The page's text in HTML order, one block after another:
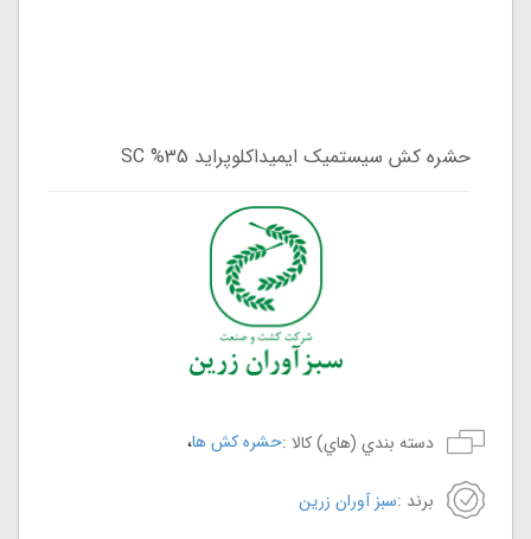
حشره کش سیستمیک ایمیداکلوپراید SC %35
دسته بندي (هاي) کالا :حشره کش ها،
برند :سبز آوران زرین